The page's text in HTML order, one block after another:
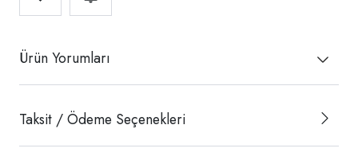
Ürün Yorumları
Taksit / Ödeme Seçenekleri